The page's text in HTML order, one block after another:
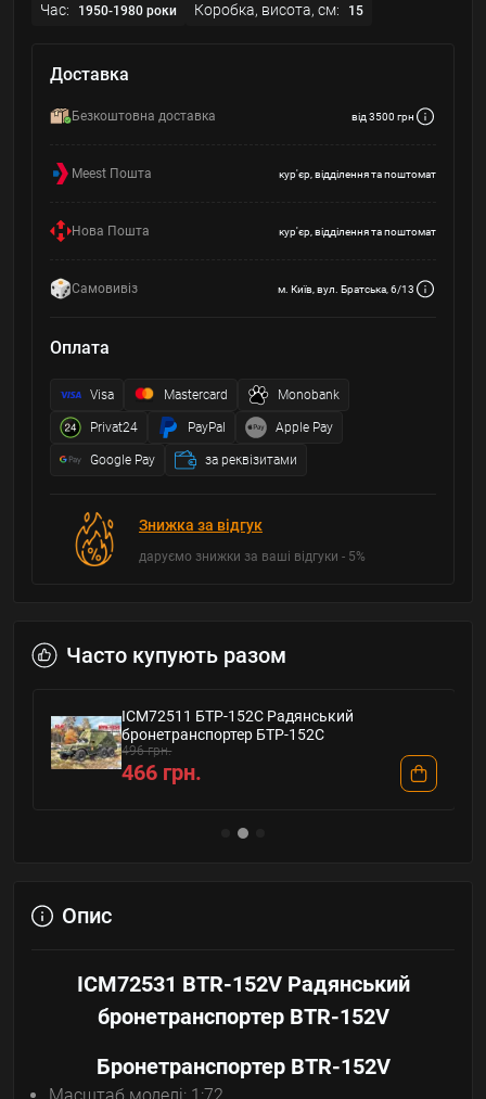
Час: 1950-1980 роки Коробка, висота, см: 15
Доставка
Безкоштовна доставка від 3500 грн
Meest Пошта кур'єр, відділення та поштомат
Нова Пошта кур'єр, відділення та поштомат
Самовивіз м. Київ, вул. Братська, 6/13
Оплата
Visa Mastercard Monobank
Privat24 PayPal Apple Pay
Google Pay за реквізитами
Знижка за відгук
даруємо знижки за ваші відгуки - 5%
Часто купують разом
ICM72511 БТР-152С Радянський
бронетранспортер БТР-152С
496 грн.
466 грн.
Опис
ICM72531 BTR-152V Радянський
бронетранспортер BTR-152V
Бронетранспортер BTR-152V